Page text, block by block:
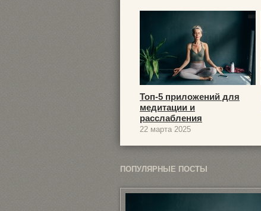
Топ-5 приложений для
медитации и
расслабления
22 марта 2025
ПОПУЛЯРНЫЕ ПОСТЫ